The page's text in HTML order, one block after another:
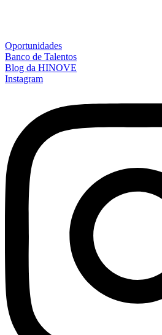
Oportunidades
Banco de Talentos
Blog da HINOVE
Instagram